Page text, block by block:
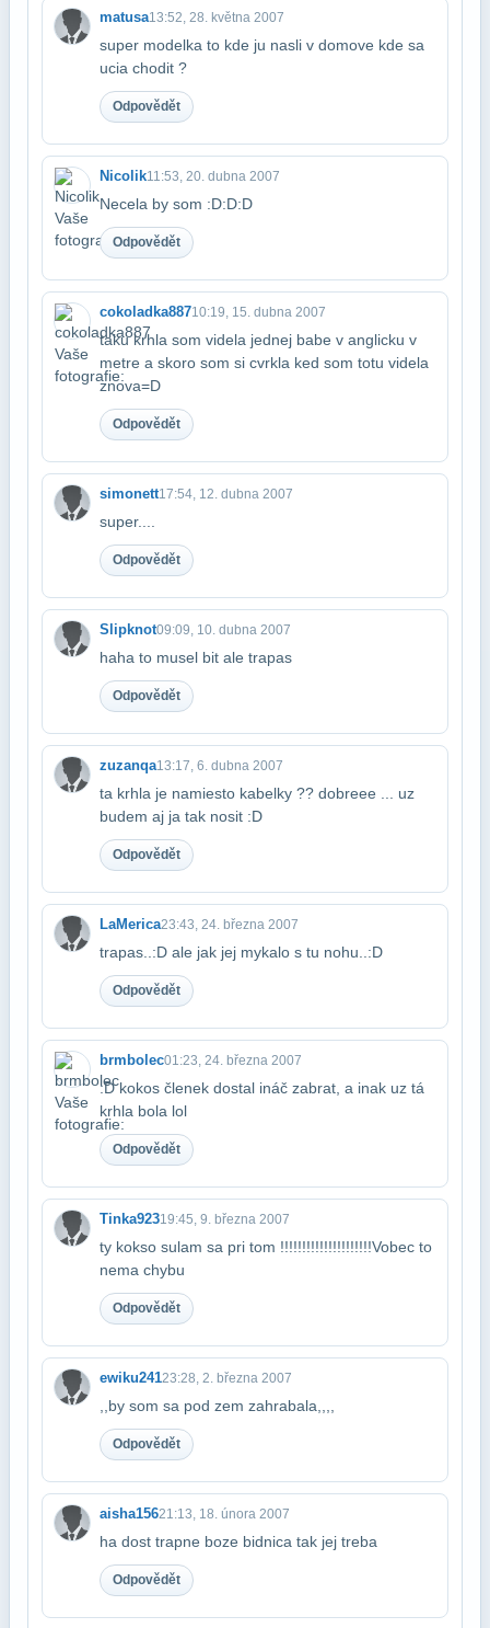
matusa13:52, 28. května 2007
super modelka to kde ju nasli v domove kde sa
ucia chodit ?
Odpovědět
Nicolik11:53, 20. dubna 2007
Necela by som :D:D:D
Odpovědět
cokoladka88710:19, 15. dubna 2007
taku krhla som videla jednej babe v anglicku v
metre a skoro som si cvrkla ked som to​tu videla
znova=D
Odpovědět
simonett17:54, 12. dubna 2007
super....
Odpovědět
Slipknot09:09, 10. dubna 2007
haha to musel bit ale trapas
Odpovědět
zuzanqa13:17, 6. dubna 2007
ta krhla je namiesto kabelky ?? dobreee ... uz
budem aj ja tak nosit :D
Odpovědět
LaMerica23:43, 24. března 2007
trapas..:D ale jak jej mykalo s tu nohu..:D
Odpovědět
brmbolec01:23, 24. března 2007
:D kokos členek dostal ináč zabrat, a inak uz tá
krhla bola lol
Odpovědět
Tinka92319:45, 9. března 2007
ty kokso sulam sa pri tom !!!!!!!!!!!!!!!!!!!!!Vobec to
nema chybu
Odpovědět
ewiku24123:28, 2. března 2007
,,by som sa pod zem zahrabala,,,,
Odpovědět
aisha15621:13, 18. února 2007
ha dost trapne boze bidnica tak jej treba
Odpovědět